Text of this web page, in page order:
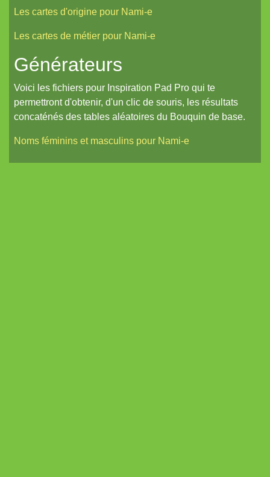
Les cartes d'origine pour Nami-e
Les cartes de métier pour Nami-e
Générateurs
Voici les fichiers pour Inspiration Pad Pro qui te
permettront d'obtenir, d'un clic de souris, les résultats
concaténés des tables aléatoires du Bouquin de base.
Noms féminins et masculins pour Nami-e